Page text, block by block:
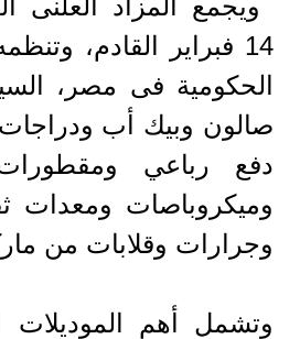
14 فبراير القادم،
الحكومية فى مصر،
صالون وبيك أب
دفع رباعي
وميكروباصات ومعدات
وجرارات وقلابات من
وتشمل أهم الموديلات